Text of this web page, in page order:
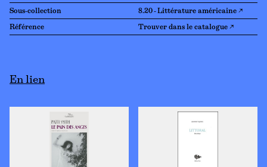
Sous-collection 8.20 - Littérature américaine ↗
Référence Trouver dans le catalogue ↗
En lien